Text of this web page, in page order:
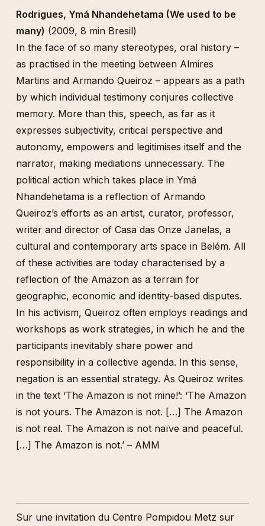
Rodrigues, Ymá Nhandehetama (We used to be
many) (2009, 8 min Bresil)
In the face of so many stereotypes, oral history –
as practised in the meeting between Almires
Martins and Armando Queiroz – appears as a path
by which individual testimony conjures collective
memory. More than this, speech, as far as it
expresses subjectivity, critical perspective and
autonomy, empowers and legitimises itself and the
narrator, making mediations unnecessary. The
political action which takes place in Ymá
Nhandehetama is a reflection of Armando
Queiroz’s efforts as an artist, curator, professor,
writer and director of Casa das Onze Janelas, a
cultural and contemporary arts space in Belém. All
of these activities are today characterised by a
reflection of the Amazon as a terrain for
geographic, economic and identity-based disputes.
In his activism, Queiroz often employs readings and
workshops as work strategies, in which he and the
participants inevitably share power and
responsibility in a collective agenda. In this sense,
negation is an essential strategy. As Queiroz writes
in the text ‘The Amazon is not mine!’: ‘The Amazon
is not yours. The Amazon is not. […] The Amazon
is not real. The Amazon is not naïve and peaceful.
[…] The Amazon is not.’ – AMM
Sur une invitation du Centre Pompidou Metz sur